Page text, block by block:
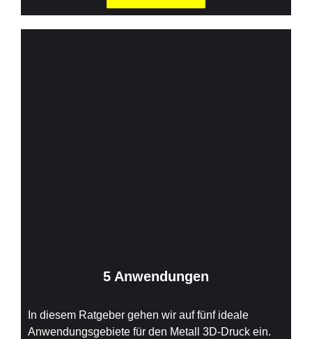
5 Anwendungen
In diesem Ratgeber gehen wir auf fünf ideale
Anwendungsgebiete für den Metall 3D-Druck ein.